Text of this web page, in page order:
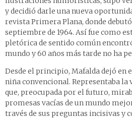
y decidió darle una nueva
revista Primera Plana, donde
septiembre de 1964. Así fue como
pletórica de sentido común
mundo y 60 años más tarde no ha
Desde el principio, Mafalda dejó en
niña convencional. Representaba la
que, preocupada por el futuro,
promesas vacías de un mundo
través de sus preguntas incisivas y